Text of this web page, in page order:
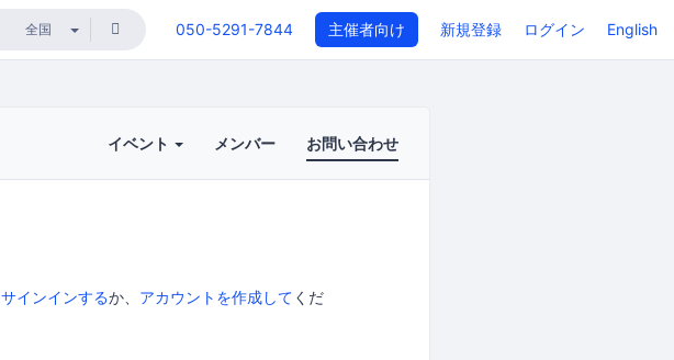
050-5291-7844 主催者向け 新規登録 ログイン English
イベント メンバー お問い合わせ
サインインするか、 アカウントを作成して くだ